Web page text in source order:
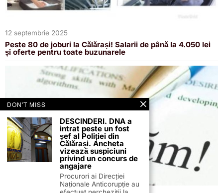
12 septembrie 2025
Peste 80 de joburi la Călărași! Salarii de până la 4.050 lei
și oferte pentru toate buzunarele
DON'T MISS
DESCINDERI. DNA a
intrat peste un fost
șef al Poliției din
Călărași. Ancheta
vizează suspiciuni
privind un concurs de
angajare
Procurori ai Direcției
Naționale Anticorupție au